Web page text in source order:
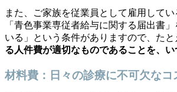
また、ご家族を従業員として雇用して
「青色事業専従者給与に関する届出書
いる」という条件がありますので、た
る人件費が適切なものであることを、
材料費：日々の診療に不可欠なコ